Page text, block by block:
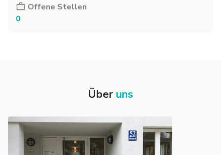
Offene Stellen
0
Über uns